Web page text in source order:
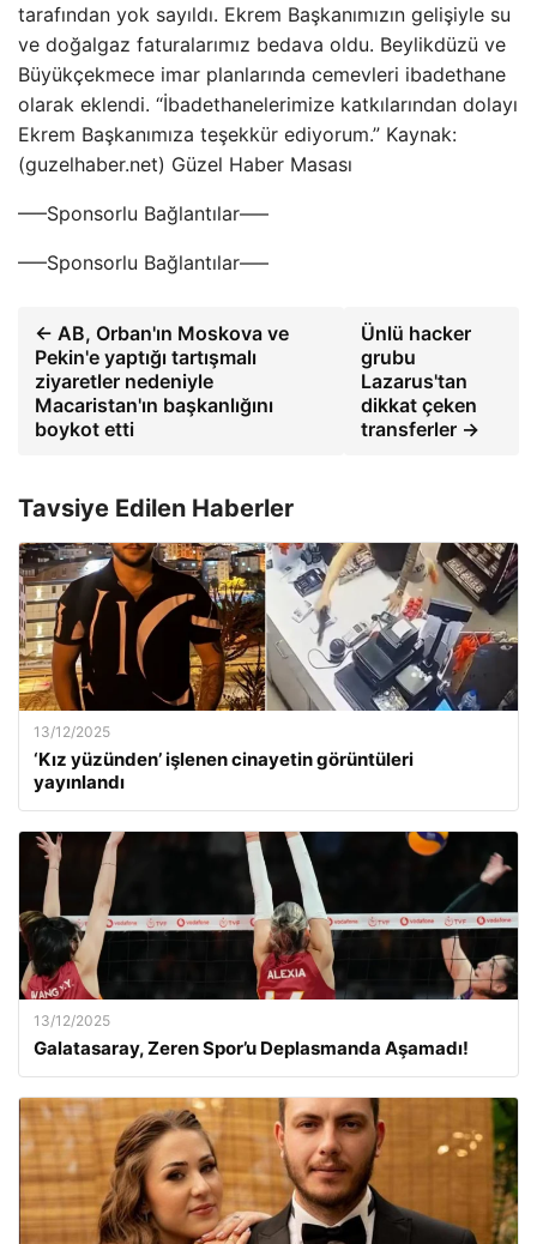
tarafından yok sayıldı. Ekrem Başkanımızın gelişiyle su
ve doğalgaz faturalarımız bedava oldu. Beylikdüzü ve
Büyükçekmece imar planlarında cemevleri ibadethane
olarak eklendi. “İbadethanelerimize katkılarından dolayı
Ekrem Başkanımıza teşekkür ediyorum.” Kaynak:
(guzelhaber.net) Güzel Haber Masası
—–Sponsorlu Bağlantılar—–
—–Sponsorlu Bağlantılar—–
← AB, Orban'ın Moskova ve
Pekin'e yaptığı tartışmalı
ziyaretler nedeniyle
Macaristan'ın başkanlığını
boykot etti
Ünlü hacker
grubu
Lazarus'tan
dikkat çeken
transferler →
Tavsiye Edilen Haberler
13/12/2025
‘Kız yüzünden’ işlenen cinayetin görüntüleri
yayınlandı
13/12/2025
Galatasaray, Zeren Spor’u Deplasmanda Aşamadı!